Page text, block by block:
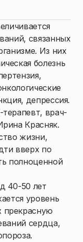
связанных
Из них
болезнь
депрессия.
врач-
Красняк.
жизни,
вверх по
полноценной
40-50 лет
уровень
сердца,